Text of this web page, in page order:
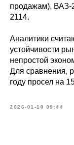
продажам), ВАЗ-
2114.
Аналитики
устойчивости
непростой
Для сравнения,
году просел на
2026-01-10 09:44